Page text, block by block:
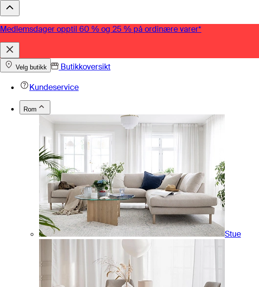
Medlemsdager opptil 60 % og 25 % på ordinære varer*
Velg butikk
Butikkoversikt
Kundeservice
Rom
Stue